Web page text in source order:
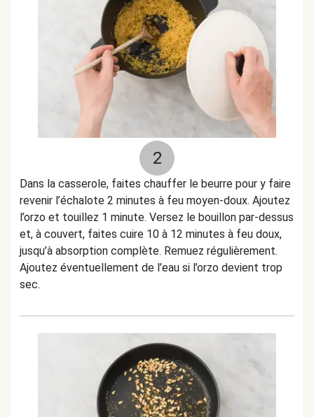
2
Dans la casserole, faites chauffer le beurre pour y faire
revenir l’échalote 2 minutes à feu moyen-doux. Ajoutez
l’orzo et touillez 1 minute. Versez le bouillon par-dessus
et, à couvert, faites cuire 10 à 12 minutes à feu doux,
jusqu’à absorption complète. Remuez régulièrement.
Ajoutez éventuellement de l’eau si l’orzo devient trop
sec.